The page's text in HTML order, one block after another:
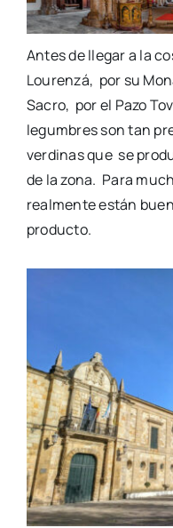
Antes de llegar a la
Lourenzá, por su
Sacro, porel Pazo
legumbres son tan
verdinasque se
de la zona. Para
realmente están
producto.